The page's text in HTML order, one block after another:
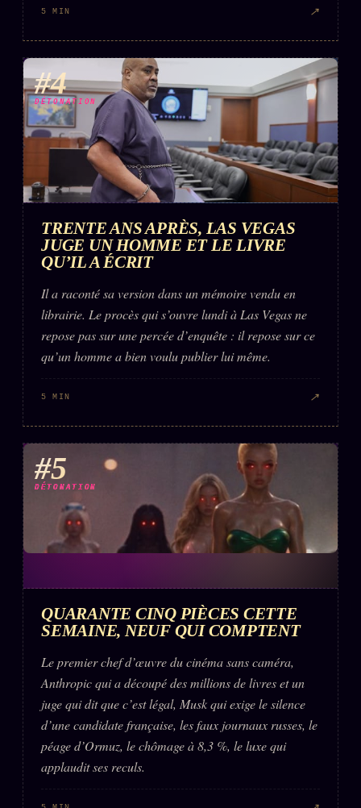
5 MIN ↗
#4
DÉTONATION
TRENTE ANS APRÈS, LAS VEGAS
JUGE UN HOMME ET LE LIVRE
QU’IL A ÉCRIT
Il a raconté sa version dans un mémoire vendu en
librairie. Le procès qui s’ouvre lundi à Las Vegas ne
repose pas sur une percée d’enquête : il repose sur ce
qu’un homme a bien voulu publier lui même.
5 MIN ↗
#5
DÉTONATION
QUARANTE CINQ PIÈCES CETTE
SEMAINE, NEUF QUI COMPTENT
Le premier chef d’œuvre du cinéma sans caméra,
Anthropic qui a découpé des millions de livres et un
juge qui dit que c’est légal, Musk qui exige le silence
d’une candidate française, les faux journaux russes, le
péage d’Ormuz, le chômage à 8,3 %, le luxe qui
applaudit ses reculs.